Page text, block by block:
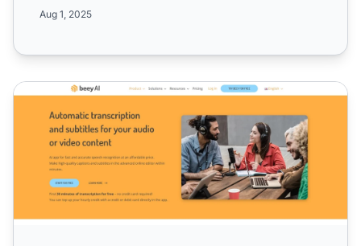
Aug 1, 2025
Programme d'affiliation Beey